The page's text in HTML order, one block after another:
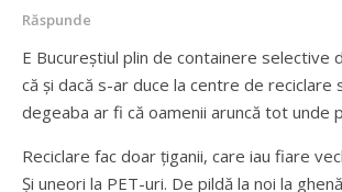
Răspunde
E Bucureștiul plin de containere selective
că și dacă s-ar duce la centre de
degeaba ar fi că oamenii aruncă tot unde
Reciclare fac doar țiganii, care iau fiare
Și uneori la PET-uri. De pildă la noi la